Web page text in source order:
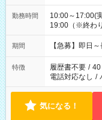
勤務時間
10:00～17:00(
19:00（※終わ
期間 【急募】即日
特徴 履歴書不要 / 40
電話対応なし /
気になる！